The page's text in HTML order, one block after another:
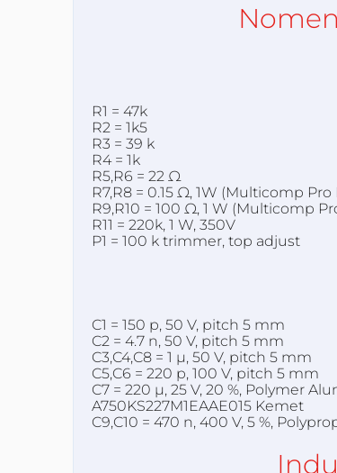
R1 = 47k
R2 = 1k5
R3 = 39 k
R4 = 1k
R5,R6 = 22 Ω
R7,R8 = 0.15 Ω, 1W (Multicomp Pro
R9,R10 = 100 Ω, 1 W (Multicomp
R11 = 220k, 1 W, 350V
P1 = 100 k trimmer, top adjust
C1 = 150 p, 50 V, pitch 5 mm
C2 = 4.7 n, 50 V, pitch 5 mm
C3,C4,C8 = 1 µ, 50 V, pitch 5 mm
C5,C6 = 220 p, 100 V, pitch 5 mm
C7 = 220 µ, 25 V, 20 %, Polymer
A750KS227M1EAAE015Kemet
C9,C10 = 470 n, 400 V, 5 %,